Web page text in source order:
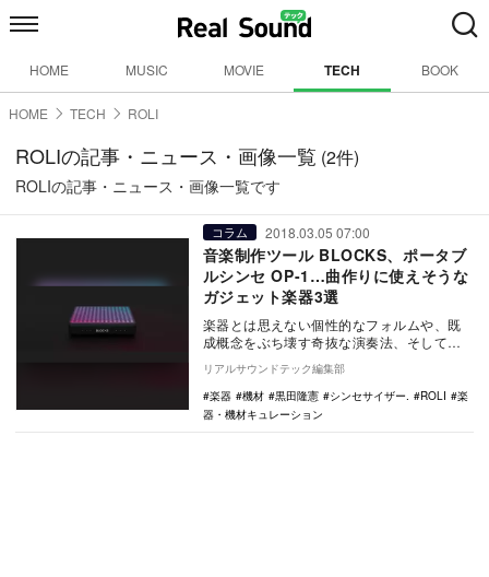
HOME MUSIC MOVIE TECH BOOK
HOME TECH ROLI
ROLIの記事・ニュース・画像一覧 (2件)
ROLIの記事・ニュース・画像一覧です
コラム 2018.03.05 07:00
音楽制作ツール BLOCKS、ポータブ
ルシンセ OP-1…曲作りに使えそうな
ガジェット楽器3選
楽器とは思えない個性的なフォルムや、既
成概念をぶち壊す奇抜な演奏法、そして何
より、おもちゃ感覚で演奏できる楽しさ。
そんな多彩な魅…
リアルサウンドテック編集部
楽器
機材 黒田隆憲 シンセサイザー. ROLI
楽
器・機材キュレーション